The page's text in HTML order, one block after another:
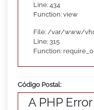
Line: 434
Function: view
File: /var/www/
Line: 315
Function:
Código Postal:
A PHP